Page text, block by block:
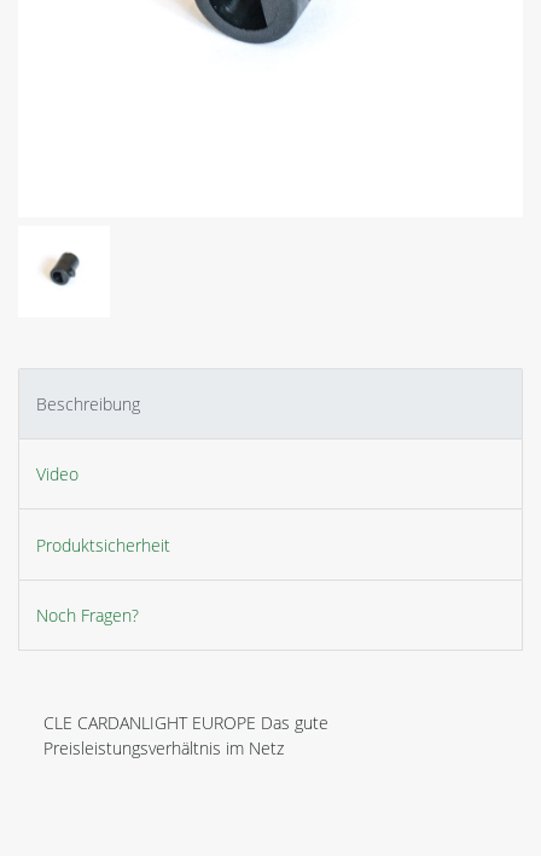
Beschreibung
Video
Produktsicherheit
Noch Fragen?
CLE CARDANLIGHT EUROPE Das gute
Preisleistungsverhältnis im Netz